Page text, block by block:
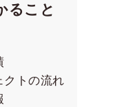
ること
クトの流れ